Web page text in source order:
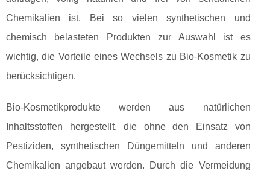
Chemikalien ist. Bei so vielen synthetischen und
chemisch belasteten Produkten zur Auswahl ist es
wichtig, die Vorteile eines Wechsels zu Bio-Kosmetik zu
berücksichtigen.
Bio-Kosmetikprodukte werden aus natürlichen
Inhaltsstoffen hergestellt, die ohne den Einsatz von
Pestiziden, synthetischen Düngemitteln und anderen
Chemikalien angebaut werden. Durch die Vermeidung